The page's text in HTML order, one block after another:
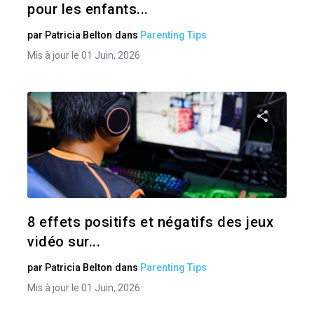
pour les enfants...
par Patricia Belton dans Parenting Tips
Mis à jour le 01 Juin, 2026
8 effets positifs et négatifs des jeux
vidéo sur...
par Patricia Belton dans Parenting Tips
Mis à jour le 01 Juin, 2026